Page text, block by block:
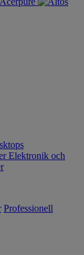
Elektronik och
Professionell